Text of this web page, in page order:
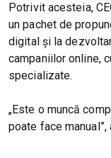
Potrivit acesteia,
un pachet de
digital și la
campaniilor online,
specializate.
„Este o muncă
poate face